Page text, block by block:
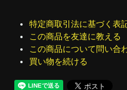
特定商取引法に基づく表
この商品を友達に教える
この商品について問い合
買い物を続ける